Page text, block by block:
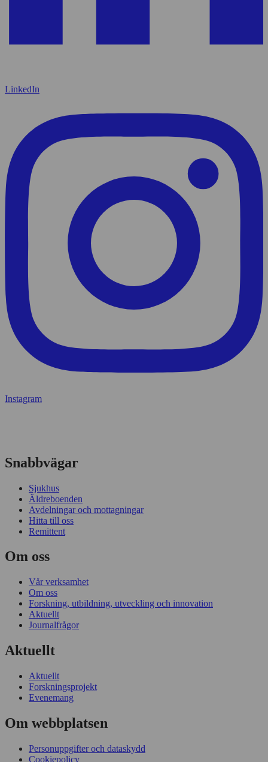
LinkedIn
Instagram
Snabbvägar
Sjukhus
Äldreboenden
Avdelningar och mottagningar
Hitta till oss
Remittent
Om oss
Vår verksamhet
Om oss
Forskning, utbildning, utveckling och innovation
Aktuellt
Journalfrågor
Aktuellt
Aktuellt
Forskningsprojekt
Evenemang
Om webbplatsen
Personuppgifter och dataskydd
Cookiepolicy